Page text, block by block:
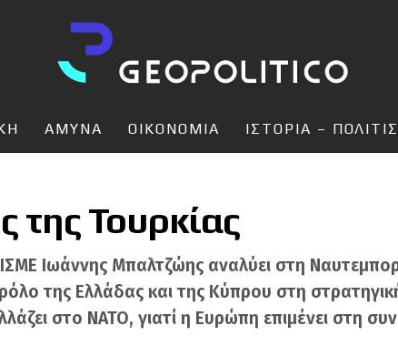
ΑΜΥΝΑ ΟΙΚΟΝΟΜΙΑ ΙΣΤΟΡΙΑ –
της Τουρκίας
Ιωάννης Μπαλτζώης αναλύει στη
της Ελλάδας και της Κύπρου στη
στο ΝΑΤΟ, γιατί η Ευρώπη επιμένει στη